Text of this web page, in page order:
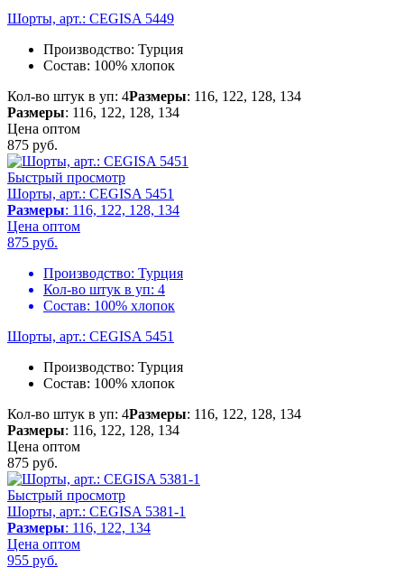
Шорты, арт.: CEGISA 5449
Производство: Турция
Состав: 100% хлопок
Кол-во штук в уп: 4Размеры: 116, 122, 128, 134
Размеры: 116, 122, 128, 134
Цена оптом
875 руб.
Быстрый просмотр
Шорты, арт.: CEGISA 5451
Размеры: 116, 122, 128, 134
Цена оптом
875 руб.
Производство: Турция
Кол-во штук в уп: 4
Состав: 100% хлопок
Шорты, арт.: CEGISA 5451
Производство: Турция
Состав: 100% хлопок
Кол-во штук в уп: 4Размеры: 116, 122, 128, 134
Размеры: 116, 122, 128, 134
Цена оптом
875 руб.
Быстрый просмотр
Шорты, арт.: CEGISA 5381-1
Размеры: 116, 122, 134
Цена оптом
955 руб.